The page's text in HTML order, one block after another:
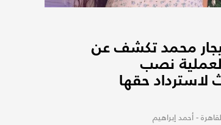
محمد تكشف عن
نصب
حقها
- أحمد إبراهيم